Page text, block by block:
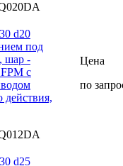
d20
под
шар -
с
действия,
Цена
по
d25